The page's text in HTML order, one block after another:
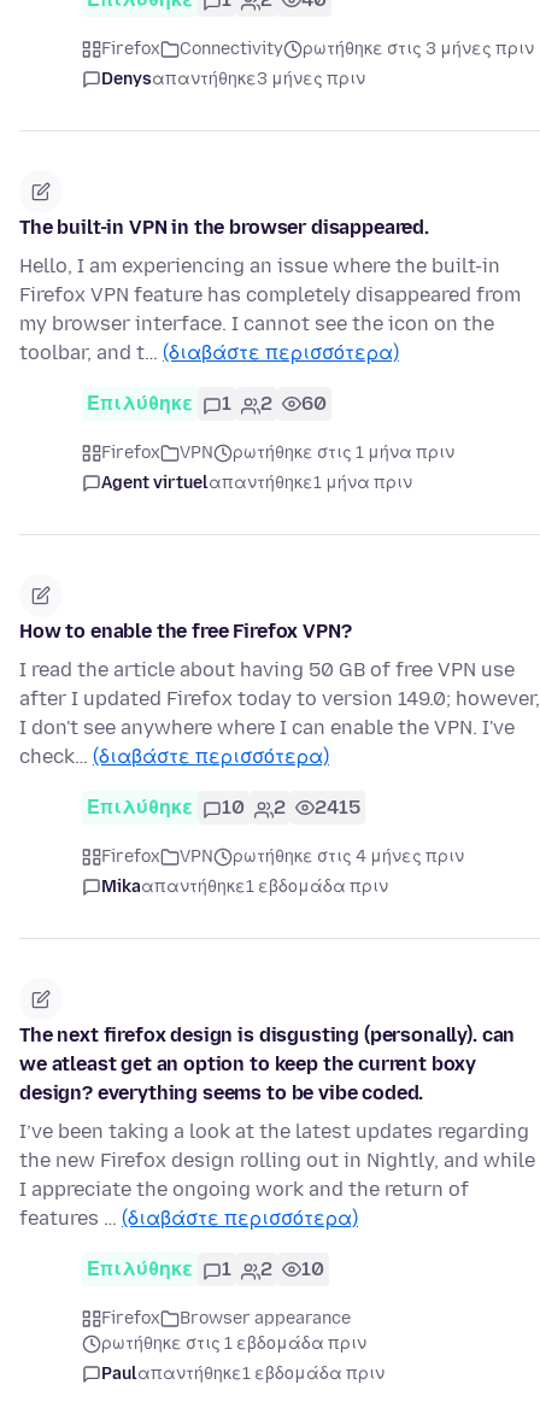
Firefox Connectivity
ρωτήθηκε στις 3 μήνες πριν
Denysαπαντήθηκε3 μήνες πριν
The built-in VPN in the browser disappeared.
Hello, I am experiencing an issue where the built-in
Firefox VPN feature has completely disappeared from
my browser interface. I cannot see the icon on the
toolbar, and t… (διαβάστε περισσότερα)
Επιλύθηκε 1 2 60
Firefox VPN
ρωτήθηκε στις 1 μήνα πριν
Agent virtuelαπαντήθηκε1 μήνα πριν
How to enable the free Firefox VPN?
I read the article about having 50 GB of free VPN use
after I updated Firefox today to version 149.0; however,
I don't see anywhere where I can enable the VPN. I've
check… (διαβάστε περισσότερα)
Επιλύθηκε 10 2 2415
Firefox VPN
ρωτήθηκε στις 4 μήνες πριν
Mikaαπαντήθηκε1 εβδομάδα πριν
The next firefox design is disgusting (personally). can
we atleast get an option to keep the current boxy
design? everything seems to be vibe coded.
I’ve been taking a look at the latest updates regarding
the new Firefox design rolling out in Nightly, and while
I appreciate the ongoing work and the return of
features … (διαβάστε περισσότερα)
Επιλύθηκε 1 2 10
Firefox
Browser appearance
ρωτήθηκε στις 1 εβδομάδα πριν
Paulαπαντήθηκε1 εβδομάδα πριν